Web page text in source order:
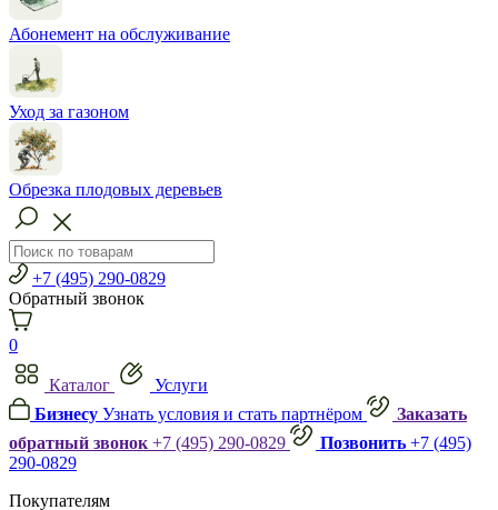
Абонемент на обслуживание
Уход за газоном
Обрезка плодовых деревьев
+7 (495) 290-0829
Обратный звонок
0
Каталог
Услуги
Бизнесу Узнать условия и стать партнёром
Заказать
обратный звонок +7 (495) 290-0829 Позвонить +7 (495)
290-0829
Покупателям